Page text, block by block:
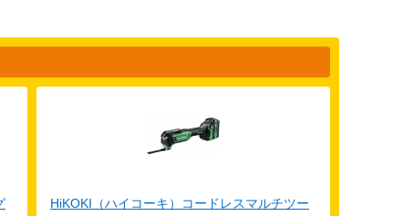
HiKOKI（ハイコーキ）コードレスマルチツー